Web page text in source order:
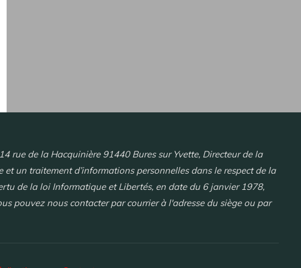
rue de la Hacquinière 91440 Bures sur Yvette, Directeur de la
et un traitement d’informations personnelles dans le respect de la
de la loi Informatique et Libertés, en date du 6 janvier 1978,
pouvez nous contacter par courrier à l'adresse du siège ou par